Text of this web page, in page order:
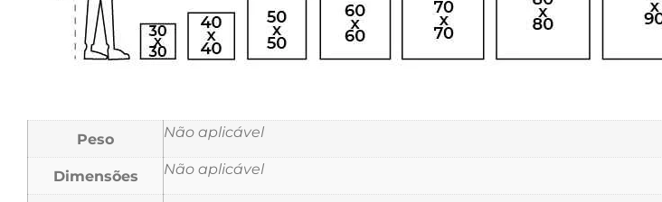
Peso Não aplicável
Dimensões Não aplicável